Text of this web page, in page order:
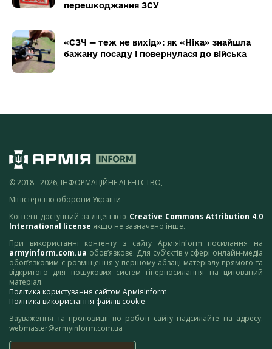
перешкоджання ЗСУ
«СЗЧ — теж не вихід»: як «Ніка» знайшла
бажану посаду і повернулася до війська
© 2018 - 2026, ІНФОРМАЦІЙНЕ АГЕНТСТВО,
Міністерство оборони України
Контент доступний за ліцензією Creative Commons Attribution 4.0
International license якщо не зазначено інше.
При використанні контенту з сайту АрміяInform посилання на
armyinform.com.ua обов’язкове. Для суб’єктів у сфері онлайн-медіа
обов’язковим є розміщення у першому абзаці матеріалу прямого та
відкритого для пошукових систем гіперпосилання на цитований
матеріал.
Політика користування сайтом АрміяInform
Політика використання файлів cookie
Зауваження та пропозиції по роботі сайту надсилайте на адресу:
webmaster@armyinform.com.ua